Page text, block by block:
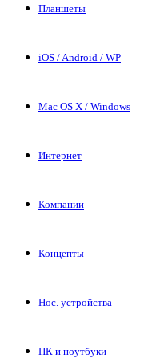
Планшеты
iOS / Android / WP
Mac OS X / Windows
Интернет
Компании
Концепты
Нос. устройства
ПК и ноутбуки